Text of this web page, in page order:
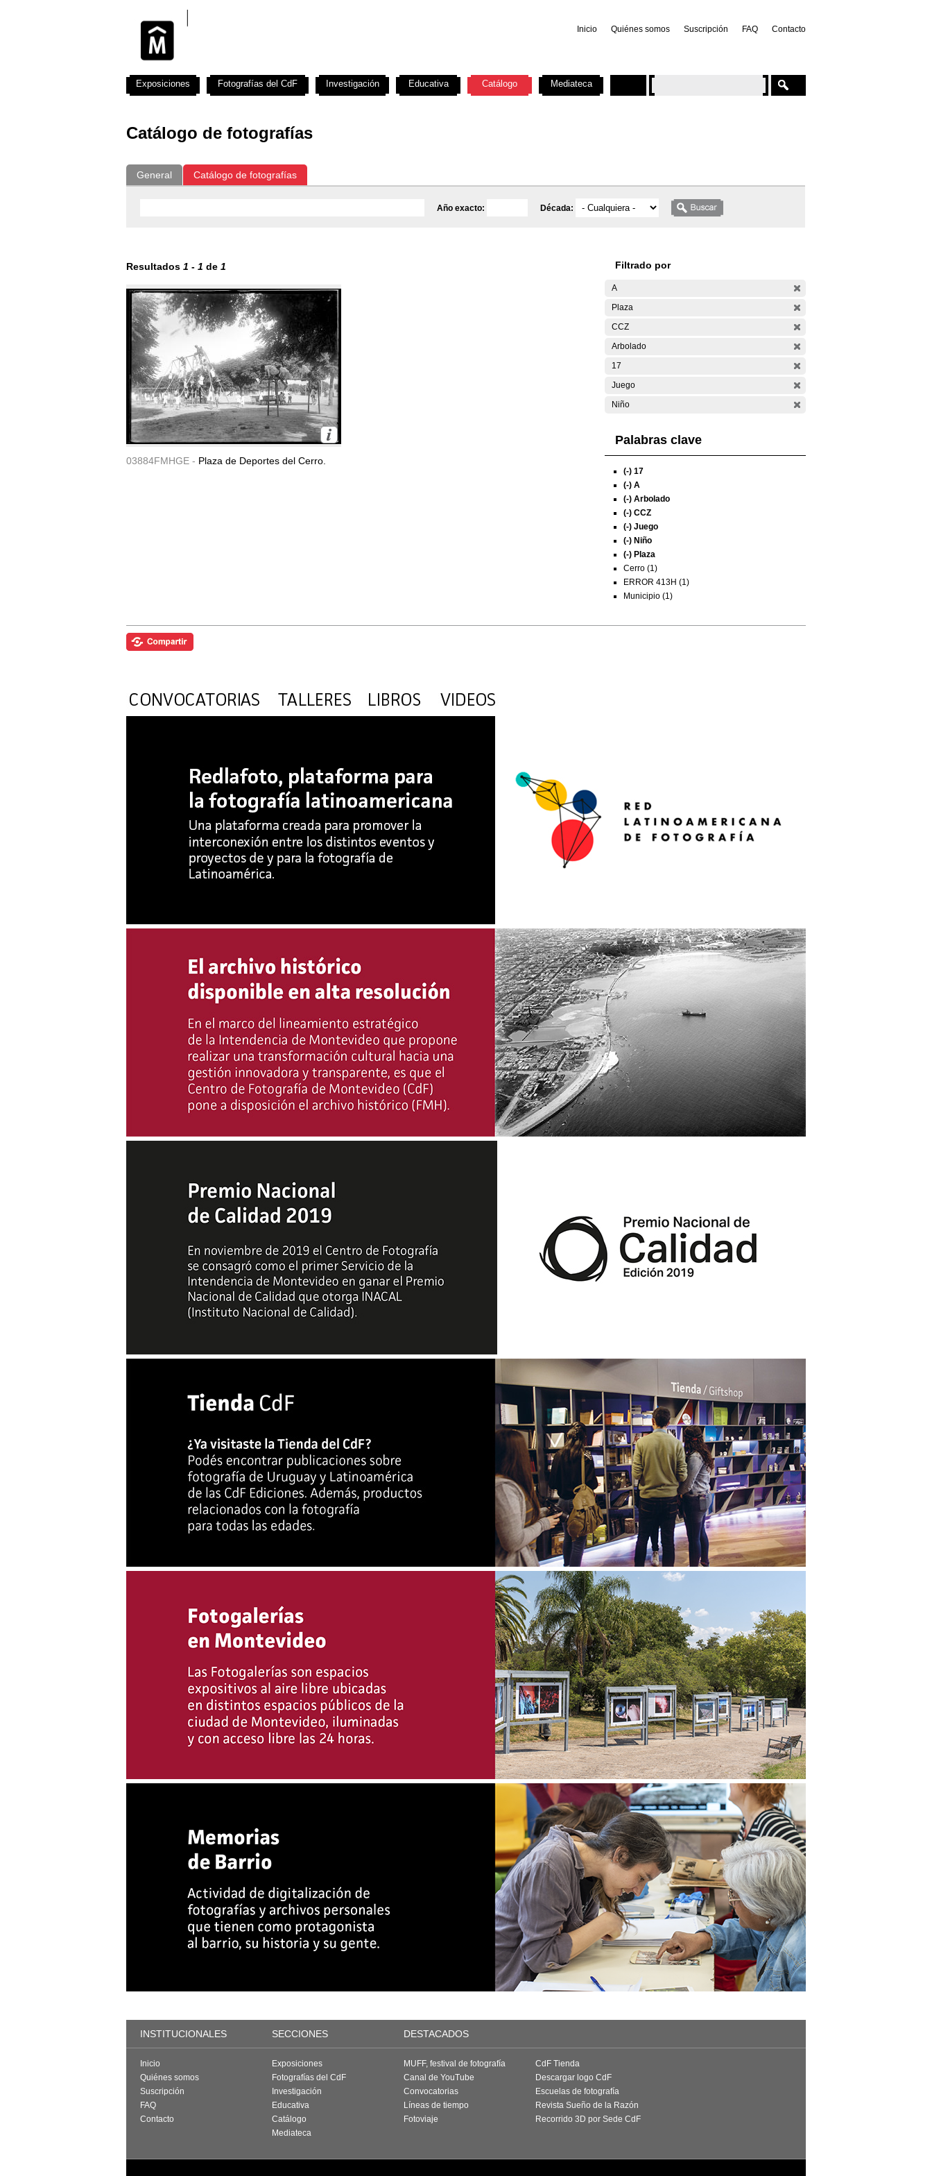
Inicio Quiénes somos Suscripción FAQ Contacto
Catálogo de fotografías
General Catálogo de fotografías
Año exacto: Década:
Resultados 1 - 1 de 1
03884FMHGE - Plaza de Deportes del Cerro.
Filtrado por
A
Plaza
CCZ
Arbolado
17
Juego
Niño
Palabras clave
(-) 17
(-) A
(-) Arbolado
(-) CCZ
(-) Juego
(-) Niño
(-) Plaza
Cerro (1)
ERROR 413H (1)
Municipio (1)
Exposiciones Fotografías del CdF Investigación Educativa Catálogo Mediateca
INSTITUCIONALES SECCIONES DESTACADOS
Inicio
Quiénes somos
Suscripción
FAQ
Contacto
Exposiciones
Fotografías del CdF
Investigación
Educativa
Catálogo
Mediateca
MUFF, festival de fotografía
Canal de YouTube
Convocatorias
Líneas de tiempo
Fotoviaje
CdF Tienda
Descargar logo CdF
Escuelas de fotografía
Revista Sueño de la Razón
Recorrido 3D por Sede CdF